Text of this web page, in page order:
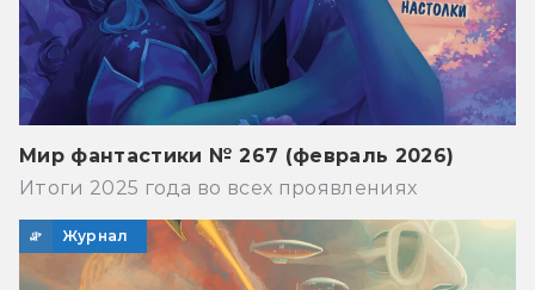
Мир фантастики № 267 (февраль 2026)
Итоги 2025 года во всех проявлениях
Журнал